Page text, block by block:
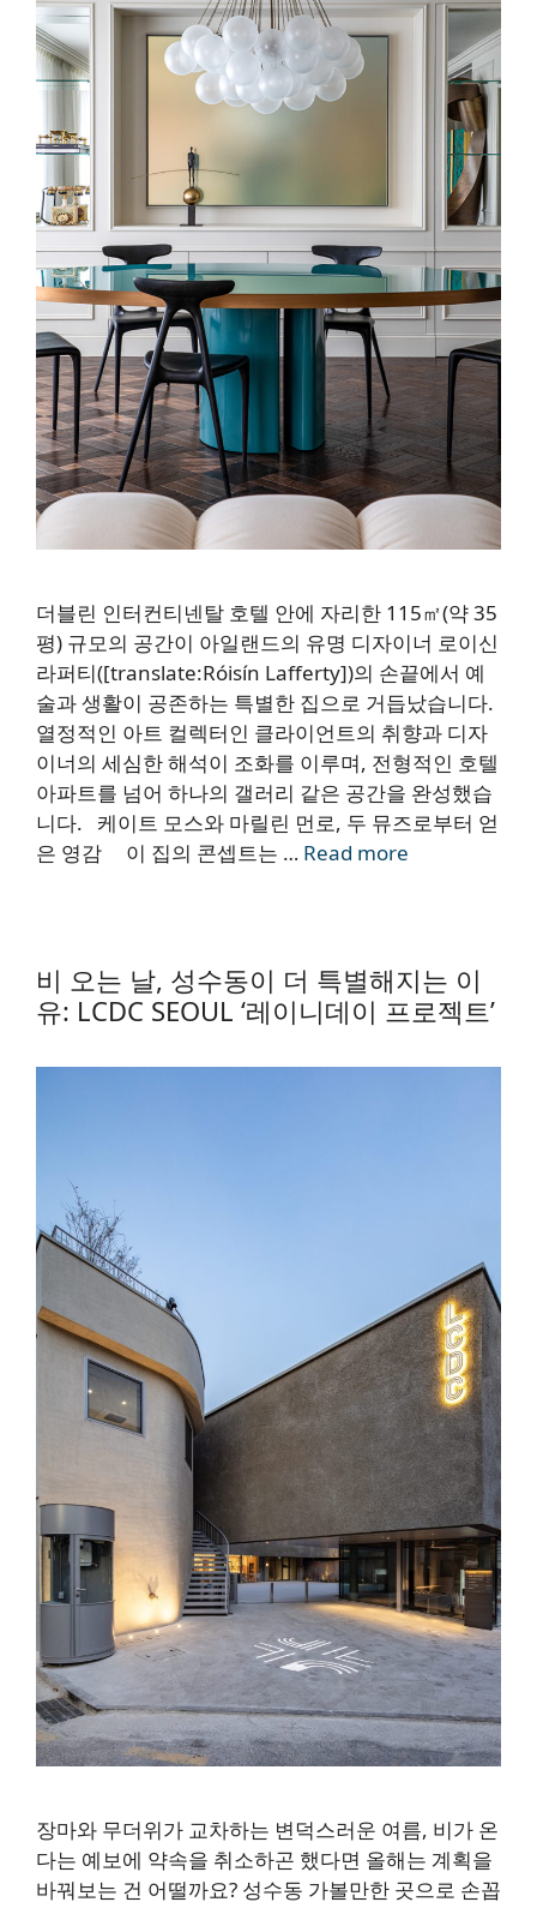
더블린 인터컨티넨탈 호텔 안에 자리한 115㎡(약 35
평) 규모의 공간이 아일랜드의 유명 디자이너 로이신
라퍼티([translate:Róisín Lafferty])의 손끝에서 예
술과 생활이 공존하는 특별한 집으로 거듭났습니다.
열정적인 아트 컬렉터인 클라이언트의 취향과 디자
이너의 세심한 해석이 조화를 이루며, 전형적인 호텔
아파트를 넘어 하나의 갤러리 같은 공간을 완성했습
니다. 케이트 모스와 마릴린 먼로, 두 뮤즈로부터 얻
은 영감 이 집의 콘셉트는 … Read more
비 오는 날, 성수동이 더 특별해지는 이
유: LCDC SEOUL ‘레이니데이 프로젝트’
장마와 무더위가 교차하는 변덕스러운 여름, 비가 온
다는 예보에 약속을 취소하곤 했다면 올해는 계획을
바꿔보는 건 어떨까요? 성수동 가볼만한 곳으로 손꼽